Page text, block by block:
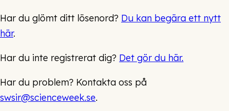
Har du glömt ditt lösenord? Du kan begära ett nytt
här.
Har du inte registrerat dig? Det gör du här.
Har du problem? Kontakta oss på
swsir@scienceweek.se.